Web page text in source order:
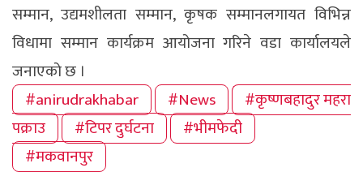
सम्मान, उद्यमशीलता सम्मान, कृषक सम्मानलगायत विभिन्न
विधामा सम्मान कार्यक्रम आयोजना गरिने वडा कार्यालयले
जनाएको छ ।
#anirudrakhabar
#News
#कृष्णबहादुर महरा
पक्राउ
#टिपर दुर्घटना
#भीमफेदी
#मकवानपुर